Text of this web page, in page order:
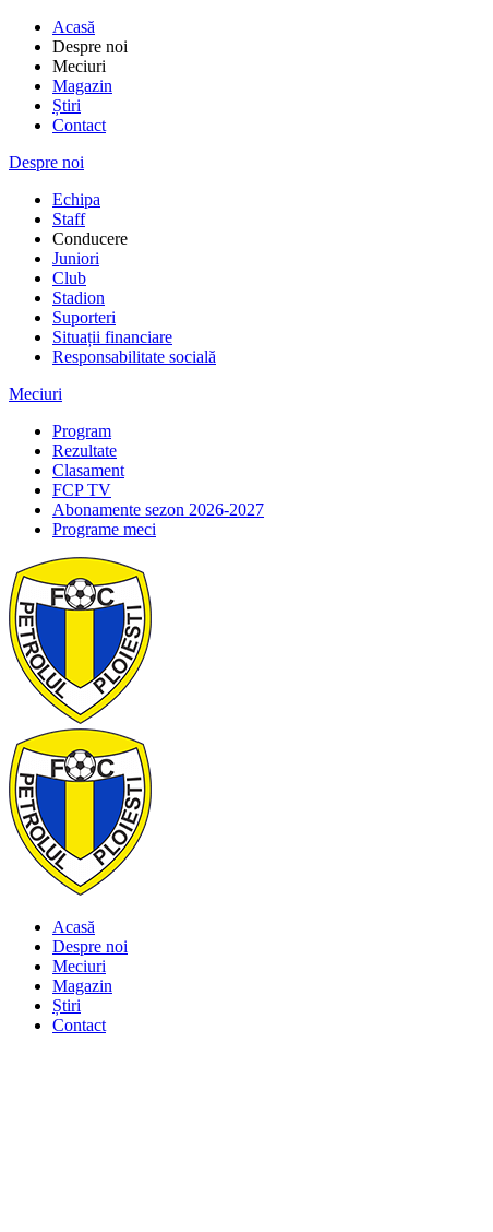
Acasă
Despre noi
Meciuri
Magazin
Știri
Contact
Despre noi
Echipa
Staff
Conducere
Juniori
Club
Stadion
Suporteri
Situații financiare
Responsabilitate socială
Meciuri
Program
Rezultate
Clasament
FCP TV
Abonamente sezon 2026-2027
Programe meci
Acasă
Despre noi
Meciuri
Magazin
Știri
Contact